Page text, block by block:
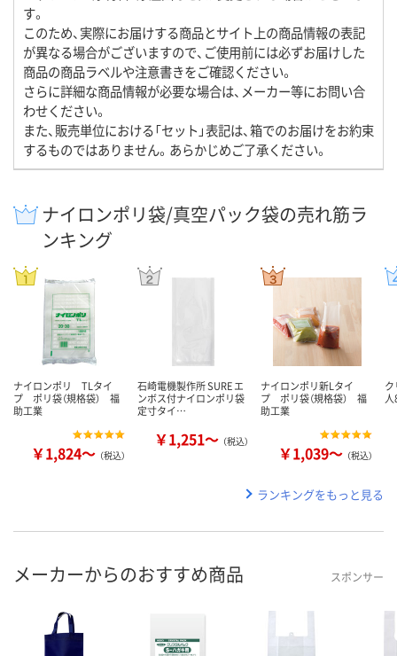
す。
このため、実際にお届けする商品とサイト上の商品情報の表記
が異なる場合がございますので、ご使用前には必ずお届けした
商品の商品ラベルや注意書きをご確認ください。
さらに詳細な商品情報が必要な場合は、メーカー等にお問い合
わせください。
また、販売単位における「セット」表記は、箱でのお届けをお約束
するものではありません。あらかじめご了承ください。
ナイロンポリ袋/真空パック袋の売れ筋ラ
ンキング
ナイロンポリ TLタイ
プ ポリ袋（規格袋） 福
助工業
￥1,824～ （税込）
石崎電機製作所 SURE エ
ンボス付ナイロンポリ袋
定寸タイ…
￥1,251～ （税込）
ナイロンポリ新Lタイ
プ ポリ袋（規格袋） 福
助工業
￥1,039～ （税込）
ランキングをもっと見る
メーカーからのおすすめ商品 スポンサー